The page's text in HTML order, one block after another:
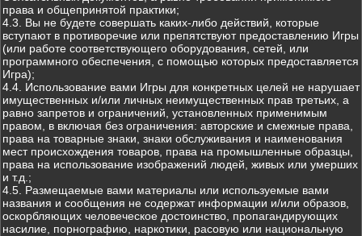
права и общепринятой практики;
4.3. Вы не будете совершать каких-либо действий, которые
вступают в противоречие или препятствуют предоставлению Игры
(или работе соответствующего оборудования, сетей, или
программного обеспечения, с помощью которых предоставляется
Игра);
4.4. Использование вами Игры для конкретных целей не нарушает
имущественных и/или личных неимущественных прав третьих, а
равно запретов и ограничений, установленных применимым
правом, в включая без ограничения: авторские и смежные права,
права на товарные знаки, знаки обслуживания и наименования
мест происхождения товаров, права на промышленные образцы,
права на использование изображений людей, живых или умерших
и т.д.;
4.5. Размещаемые вами материалы или используемые вами
названия и сообщения не содержат информации и/или образов,
оскорбляющих человеческое достоинство, пропагандирующих
насилие, порнографию, наркотики, расовую или национальную